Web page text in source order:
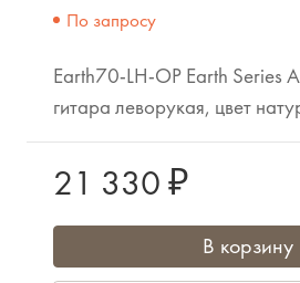
По запросу
Earth70-LH-OP Earth Series
гитара леворукая, цвет
21 330 ₽
В корзину